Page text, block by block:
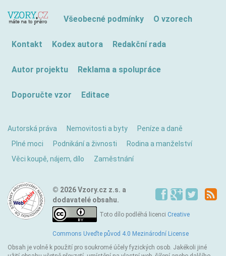
Všeobecné podmínky O vzorech
Kontakt Kodex autora Redakční rada
Autor projektu Reklama a spolupráce
Doporučte vzor Editace
Autorská práva Nemovitosti a byty
Peníze a daně
Plné moci
Podnikání a živnosti
Rodina a manželství
Věci koupě, nájem, dílo
Zaměstnání
© 2026 Vzory.cz z.s. a
dodavatelé obsahu.
Toto dílo podléhá licenci Creative
Commons Uveďte původ 4.0 Mezinárodní License
Obsah je volně k použití pro soukromé účely fyzických osob. Jakékoli jiné